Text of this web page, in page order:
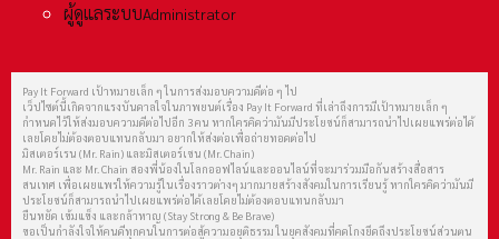
ผู้ดูแลระบบAdministrator
Pay It Forward เป้าหมายเล็ก ๆ ในการส่งมอบความดีต่อ ๆ ไป
เว็ปไซต์นี้เกิดจากแรงบันดาลใจในภาพยนต์เรื่อง Pay It Forward ที่เล่าถึงการมีเป้าหมายเล็ก ๆ
กำหนดไว้ให้ส่งมอบความดีต่อไปอีก 3 คน หากใครคิดว่ามันมีประโยชน์ก็สามารถนำไปเผยแพร่ต่อได้
เลยโดยไม่ต้องตอบแทนกลับมา อยากให้ส่งต่อเพื่อถ่ายทอดต่อไป
มิสเตอร์เรน (Mr. Rain) และมิสเตอร์เชน (Mr. Chain)
Mr. Rain และ Mr. Chain สองพี่น้องในโลกออฟไลน์และออนไลน์ที่จะมาร่วมมือกันสร้างสื่อสาร
สนเทศ เพื่อเผยแพร่ให้ความรู้ในเรื่องราวต่างๆ มากมายสร้างสังคมในการเรียนรู้ หากใครคิดว่ามันมี
ประโยชน์ก็สามารถนำไปเผยแพร่ต่อได้เลยโดยไม่ต้องตอบแทนกลับมา
ยืนหยัด เข้มแข็ง และกล้าหาญ (Stay Strong & Be Brave)
ขอเป็นกำลังใจให้คนดีทุกคนในการต่อสู้ความอยุติธรรม ในยุคสังคมที่คดโกงยึดถึงประโยชน์ส่วนตน